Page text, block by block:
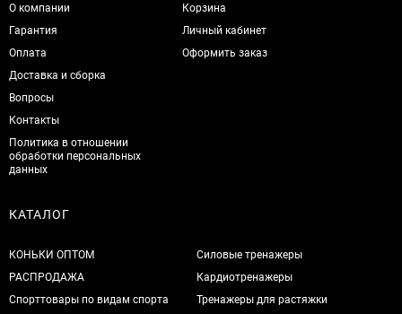
О компании
Гарантия
Оплата
Доставка и сборка
Вопросы
Контакты
Политика в отношении
обработки персональных
данных
Корзина
Личный кабинет
Оформить заказ
КАТАЛОГ
КОНЬКИ ОПТОМ
РАСПРОДАЖА
Спорттовары по видам спорта
Силовые тренажеры
Кардиотренажеры
Тренажеры для растяжки